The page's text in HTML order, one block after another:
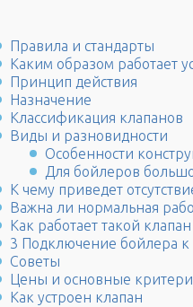
Правила и стандарты
Каким образом работает
Принцип действия
Назначение
Классификация клапанов
Виды и разновидности
Особенности
Для бойлеров
К чему приведет
Важна ли нормальная
Как работает такой клапан
3 Подключение бойлера к
Советы
Цены и основные
Как устроен клапан